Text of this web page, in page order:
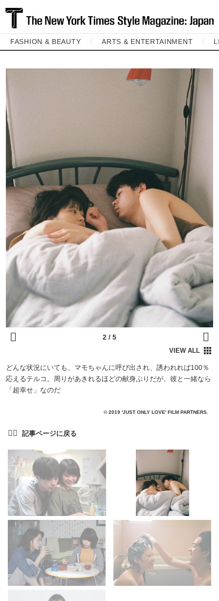
FASHION & BEAUTY ARTS & ENTERTAINMENT
どんな状況にいても、マモちゃんに呼び出され、誘われれば100％
応えるテルコ。周りがあきれるほどの献身ぶりだが、彼と一緒なら
「超幸せ」なのだ
© 2019 'JUST ONLY LOVE' FILM PARTNERS.